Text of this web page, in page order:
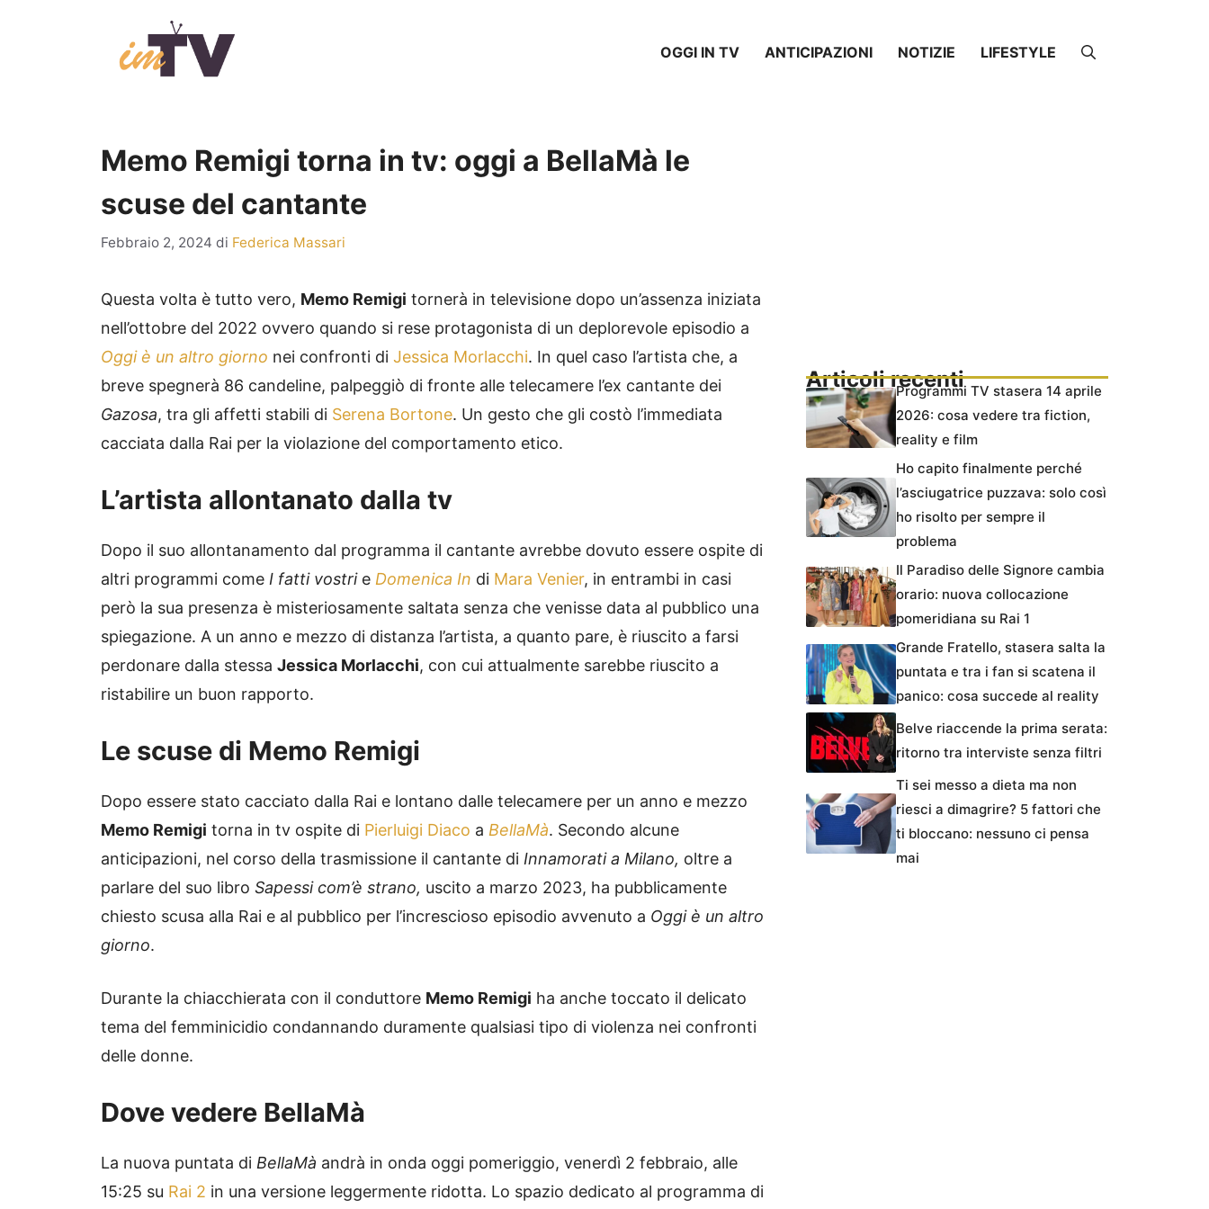
OGGI IN TV ANTICIPAZIONI NOTIZIE LIFESTYLE
Memo Remigi torna in tv: oggi a BellaMà le
scuse del cantante
Febbraio 2, 2024 di Federica Massari
Questa volta è tutto vero, Memo Remigi tornerà in televisione dopo un’assenza iniziata
nell’ottobre del 2022 ovvero quando si rese protagonista di un deplorevole episodio a
Oggi è un altro giorno nei confronti di Jessica Morlacchi. In quel caso l’artista che, a
breve spegnerà 86 candeline, palpeggiò di fronte alle telecamere l’ex cantante dei
Gazosa, tra gli affetti stabili di Serena Bortone. Un gesto che gli costò l’immediata
cacciata dalla Rai per la violazione del comportamento etico.
L’artista allontanato dalla tv
Dopo il suo allontanamento dal programma il cantante avrebbe dovuto essere ospite di
altri programmi come I fatti vostrie Domenica In di Mara Venier, in entrambi in casi
però la sua presenza è misteriosamente saltata senza che venisse data al pubblico una
spiegazione. A un anno e mezzo di distanza l’artista, a quanto pare, è riuscito a farsi
perdonare dalla stessa Jessica Morlacchi, con cui attualmente sarebbe riuscito a
ristabilire un buon rapporto.
Le scuse di Memo Remigi
Dopo essere stato cacciato dalla Rai e lontano dalle telecamere per un anno e mezzo
Memo Remigi torna in tv ospite di Pierluigi Diaco a BellaMà. Secondo alcune
anticipazioni, nel corso della trasmissione il cantante di Innamorati a Milano, oltre a
parlare del suo libro Sapessi com’è strano, uscito a marzo 2023, ha pubblicamente
chiesto scusa alla Rai e al pubblico per l’increscioso episodio avvenuto a Oggi è un altro
giorno.
Durante la chiacchierata con il conduttore Memo Remigi ha anche toccato il delicato
tema del femminicidio condannando duramente qualsiasi tipo di violenza nei confronti
delle donne.
Dove vedere BellaMà
La nuova puntata di BellaMà andrà in onda oggi pomeriggio, venerdì 2 febbraio, alle
15:25 su Rai 2 in una versione leggermente ridotta. Lo spazio dedicato al programma di
Articoli recentiProgrammi TV stasera 14 aprile
2026: cosa vedere tra fiction,
reality e film
Ho capito finalmente perché
l’asciugatrice puzzava: solo così
ho risolto per sempre il
problema
Il Paradiso delle Signore cambia
orario: nuova collocazione
pomeridiana su Rai 1
Grande Fratello, stasera salta la
puntata e tra i fan si scatena il
panico: cosa succede al reality
Belve riaccende la prima serata:
ritorno tra interviste senza filtri
Ti sei messo a dieta ma non
riesci a dimagrire? 5 fattori che
ti bloccano: nessuno ci pensa
mai